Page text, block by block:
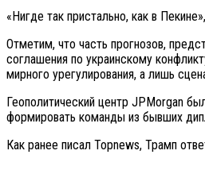
«Нигде так пристально, как в
Отметим, что часть прогнозов,
соглашения по украинскому
мирного урегулирования, а лишь
Геополитический центр JPMorgan
формировать команды из бывших
Как ранее писал Topnews, Трамп